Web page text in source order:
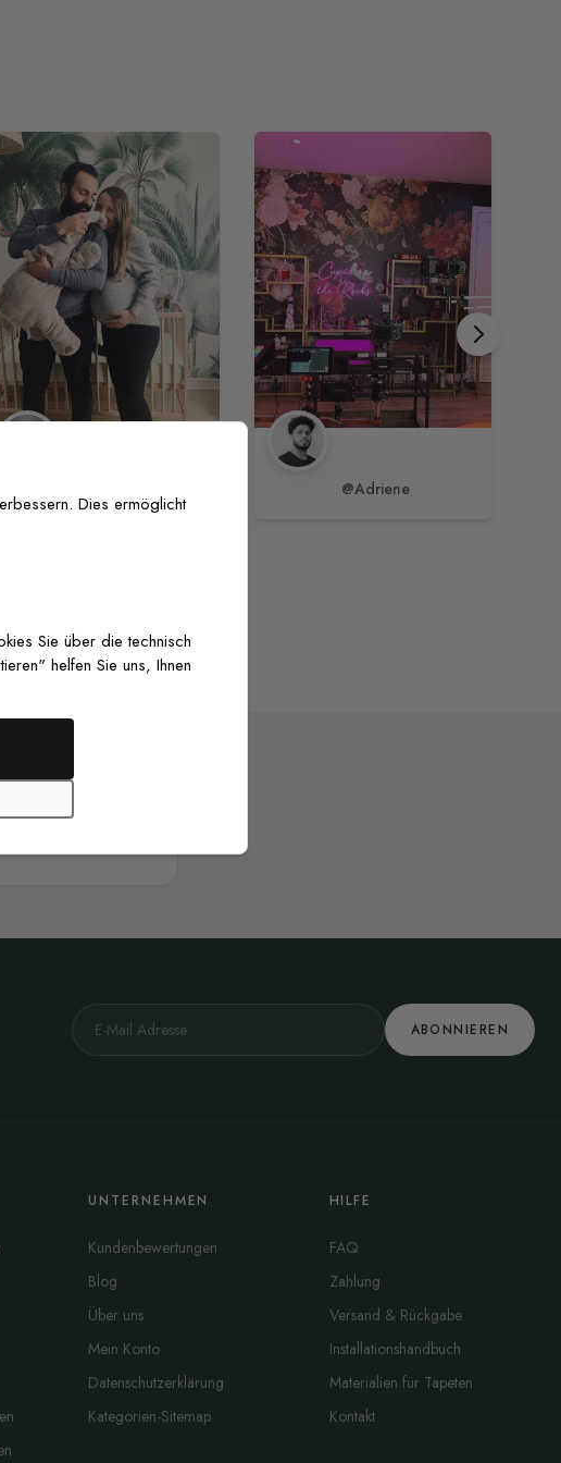
@Adriene
ABONNIEREN
UNTERNEHMEN
Kundenbewertungen
Blog
Über uns
Mein Konto
Datenschutzerklärung
Kategorien-Sitemap
HILFE
FAQ
Zahlung
Versand & Rückgabe
Installationshandbuch
Materialien für Tapeten
Kontakt
Dies ermöglicht
Sie über die technisch
helfen Sie uns, Ihnen